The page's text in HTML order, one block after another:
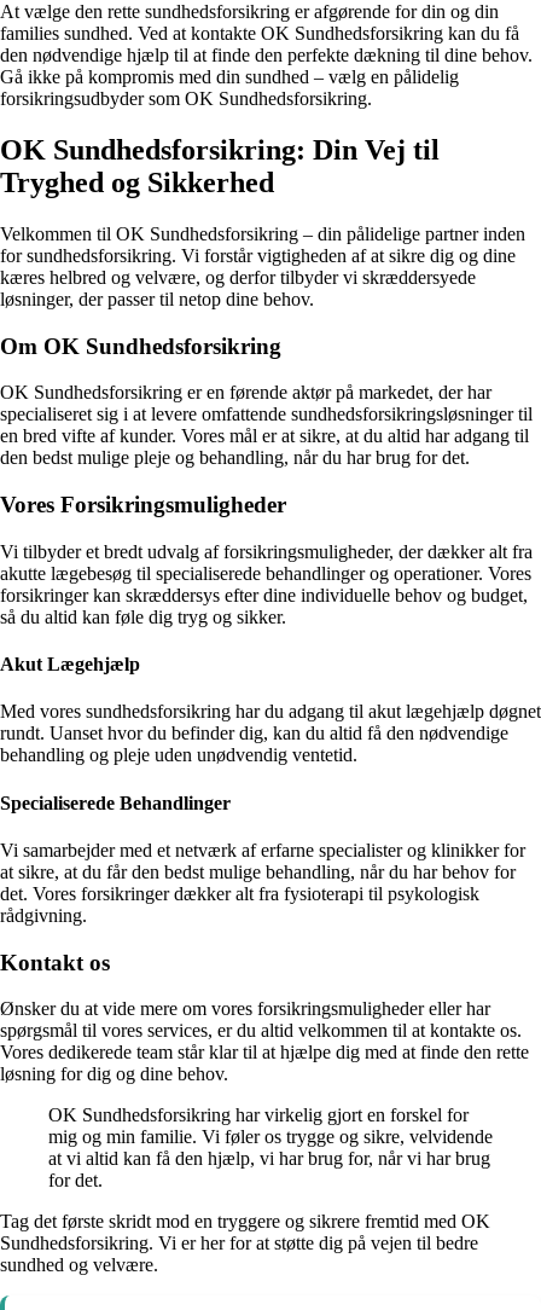
At vælge den rette sundhedsforsikring er afgørende for din og din
families sundhed. Ved at kontakte OK Sundhedsforsikring kan du få
den nødvendige hjælp til at finde den perfekte dækning til dine behov.
Gå ikke på kompromis med din sundhed – vælg en pålidelig
forsikringsudbyder som OK Sundhedsforsikring.
OK Sundhedsforsikring: Din Vej til
Tryghed og Sikkerhed
Velkommen til OK Sundhedsforsikring – din pålidelige partner inden
for sundhedsforsikring. Vi forstår vigtigheden af at sikre dig og dine
kæres helbred og velvære, og derfor tilbyder vi skræddersyede
løsninger, der passer til netop dine behov.
Om OK Sundhedsforsikring
OK Sundhedsforsikring er en førende aktør på markedet, der har
specialiseret sig i at levere omfattende sundhedsforsikringsløsninger til
en bred vifte af kunder. Vores mål er at sikre, at du altid har adgang til
den bedst mulige pleje og behandling, når du har brug for det.
Vores Forsikringsmuligheder
Vi tilbyder et bredt udvalg af forsikringsmuligheder, der dækker alt fra
akutte lægebesøg til specialiserede behandlinger og operationer. Vores
forsikringer kan skræddersys efter dine individuelle behov og budget,
så du altid kan føle dig tryg og sikker.
Akut Lægehjælp
Med vores sundhedsforsikring har du adgang til akut lægehjælp døgnet
rundt. Uanset hvor du befinder dig, kan du altid få den nødvendige
behandling og pleje uden unødvendig ventetid.
Specialiserede Behandlinger
Vi samarbejder med et netværk af erfarne specialister og klinikker for
at sikre, at du får den bedst mulige behandling, når du har behov for
det. Vores forsikringer dækker alt fra fysioterapi til psykologisk
rådgivning.
Kontakt os
Ønsker du at vide mere om vores forsikringsmuligheder eller har
spørgsmål til vores services, er du altid velkommen til at kontakte os.
Vores dedikerede team står klar til at hjælpe dig med at finde den rette
løsning for dig og dine behov.
OK Sundhedsforsikring har virkelig gjort en forskel for
mig og min familie. Vi føler os trygge og sikre, velvidende
at vi altid kan få den hjælp, vi har brug for, når vi har brug
for det.
Tag det første skridt mod en tryggere og sikrere fremtid med OK
Sundhedsforsikring. Vi er her for at støtte dig på vejen til bedre
sundhed og velvære.